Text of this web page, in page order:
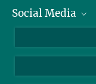
Alumni
Fördernde
Social Media
Bluesky
Facebook